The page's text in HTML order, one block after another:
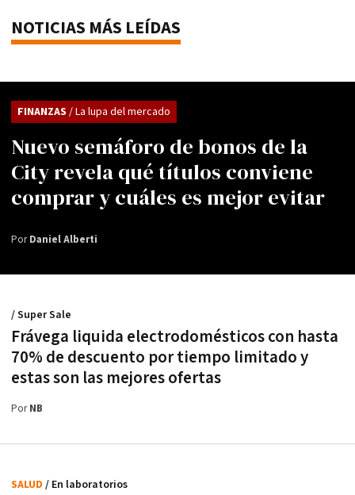
NOTICIAS MÁS LEÍDAS
Nuevo semáforo de bonos de la
City revela qué títulos conviene
comprar y cuáles es mejor evitar
FINANZAS / La lupa del mercado
PorDaniel Alberti
Frávega liquida electrodomésticos con hasta
70% de descuento por tiempo limitado y
estas son las mejores ofertas
/ Super Sale
PorNB
SALUD / En laboratorios